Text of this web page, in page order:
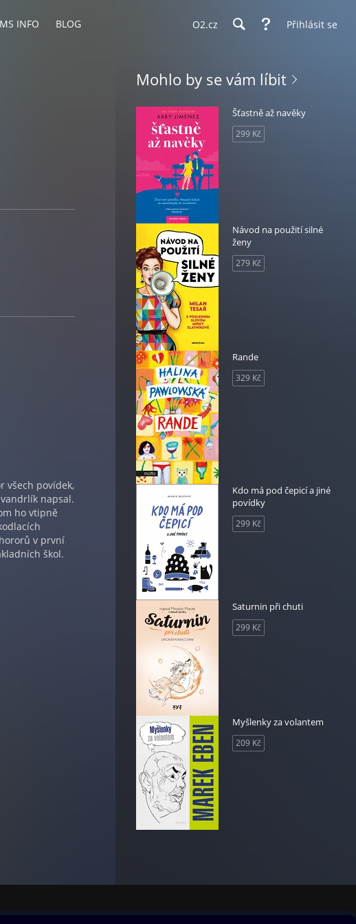
INFO BLOG O2.cz Přihlásit se
všech povídek,
napsal.
ho vtipně
v první
škol.
Mohlo by se vám líbit
Šťastně až navěky
299 Kč
Návod na použití silné
ženy
279 Kč
Rande
329 Kč
Kdo má pod čepicí a jiné
povídky
299 Kč
Saturnin při chuti
299 Kč
Myšlenky za volantem
209 Kč